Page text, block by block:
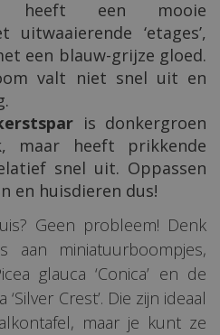
heeft een mooie
‘etages’,
een blauw-grijze gloed.
valt niet snel uit en
is donkergroen
maar heeft prikkende
snel uit. Oppassen
en huisdieren dus!
Geen probleem! Denk
aan miniatuurboompjes,
glauca ‘Conica’ en de
Crest’. Die zijn ideaal
maar je kunt ze